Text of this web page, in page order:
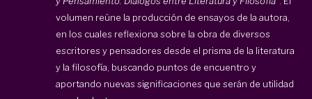
volumen reúne la producción de ensayos de la autora,
en los cuales reflexiona sobre la obra de diversos
escritores y pensadores desde el prisma de la literatura
y la filosofía, buscando puntos de encuentro y
aportando nuevas significaciones que serán de utilidad